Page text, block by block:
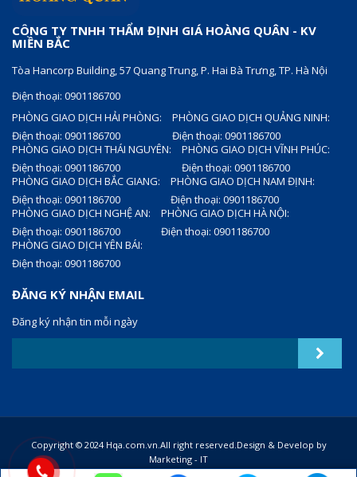
CÔNG TY TNHH THẨM ĐỊNH GIÁ HOÀNG QUÂN - KV
MIỀN BẮC
Tòa Hancorp Building, 57 Quang Trung, P. Hai Bà Trưng, TP. Hà Nội
Điện thoại: 0901186700
PHÒNG GIAO DỊCH HẢI PHÒNG:
Điện thoại: 0901186700
PHÒNG GIAO DỊCH QUẢNG NINH:
Điện thoại: 0901186700
PHÒNG GIAO DỊCH THÁI NGUYÊN:
Điện thoại: 0901186700
PHÒNG GIAO DỊCH VĨNH PHÚC:
Điện thoại: 0901186700
PHÒNG GIAO DỊCH BẮC GIANG:
Điện thoại: 0901186700
PHÒNG GIAO DỊCH NAM ĐỊNH:
Điện thoại: 0901186700
PHÒNG GIAO DỊCH NGHỆ AN:
Điện thoại: 0901186700
PHÒNG GIAO DỊCH HÀ NỘI:
Điện thoại: 0901186700
PHÒNG GIAO DỊCH YÊN BÁI:
Điện thoại: 0901186700
ĐĂNG KÝ NHẬN EMAIL
Đăng ký nhận tin mỗi ngày
Copyright © 2024 Hqa.com.vn.All right reserved.Design & Develop by
Marketing - IT